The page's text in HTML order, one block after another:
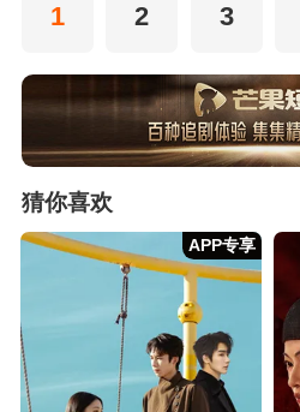
1 2 3
猜你喜欢
APP专享